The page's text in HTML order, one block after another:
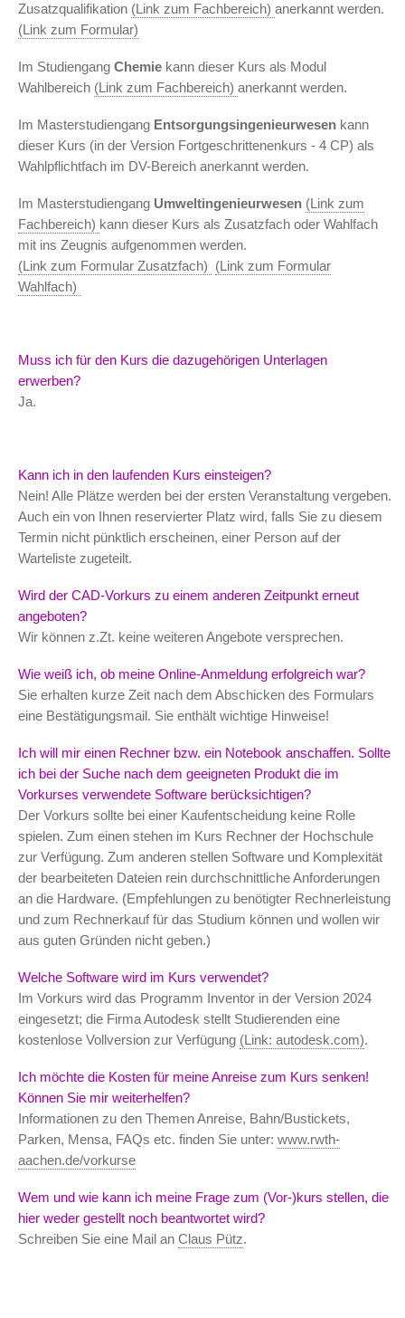
Zusatzqualifikation (Link zum Fachbereich) anerkannt werden.
(Link zum Formular)
Im Studiengang Chemie kann dieser Kurs als Modul
Wahlbereich (Link zum Fachbereich) anerkannt werden.
Im Masterstudiengang Entsorgungsingenieurwesen kann
dieser Kurs (in der Version Fortgeschrittenenkurs - 4 CP) als
Wahlpflichtfach im DV-Bereich anerkannt werden.
Im Masterstudiengang Umweltingenieurwesen (Link zum
Fachbereich) kann dieser Kurs als Zusatzfach oder Wahlfach
mit ins Zeugnis aufgenommen werden.
(Link zum Formular Zusatzfach) (Link zum Formular
Wahlfach)
Muss ich für den Kurs die dazugehörigen Unterlagen
erwerben?
Ja.
Kann ich in den laufenden Kurs einsteigen?
Nein! Alle Plätze werden bei der ersten Veranstaltung vergeben.
Auch ein von Ihnen reservierter Platz wird, falls Sie zu diesem
Termin nicht pünktlich erscheinen, einer Person auf der
Warteliste zugeteilt.
Wird der CAD-Vorkurs zu einem anderen Zeitpunkt erneut
angeboten?
Wir können z.Zt. keine weiteren Angebote versprechen.
Wie weiß ich, ob meine Online-Anmeldung erfolgreich war?
Sie erhalten kurze Zeit nach dem Abschicken des Formulars
eine Bestätigungsmail. Sie enthält wichtige Hinweise!
Ich will mir einen Rechner bzw. ein Notebook anschaffen. Sollte
ich bei der Suche nach dem geeigneten Produkt die im
Vorkurses verwendete Software berücksichtigen?
Der Vorkurs sollte bei einer Kaufentscheidung keine Rolle
spielen. Zum einen stehen im Kurs Rechner der Hochschule
zur Verfügung. Zum anderen stellen Software und Komplexität
der bearbeiteten Dateien rein durchschnittliche Anforderungen
an die Hardware. (Empfehlungen zu benötigter Rechnerleistung
und zum Rechnerkauf für das Studium können und wollen wir
aus guten Gründen nicht geben.)
Welche Software wird im Kurs verwendet?
Im Vorkurs wird das Programm Inventor in der Version 2024
eingesetzt; die Firma Autodesk stellt Studierenden eine
kostenlose Vollversion zur Verfügung (Link: autodesk.com).
Ich möchte die Kosten für meine Anreise zum Kurs senken!
Können Sie mir weiterhelfen?
Informationen zu den Themen Anreise, Bahn/Bustickets,
Parken, Mensa, FAQs etc. finden Sie unter: www.rwth-
aachen.de/vorkurse
Wem und wie kann ich meine Frage zum (Vor-)kurs stellen, die
hier weder gestellt noch beantwortet wird?
Schreiben Sie eine Mail an Claus Pütz.